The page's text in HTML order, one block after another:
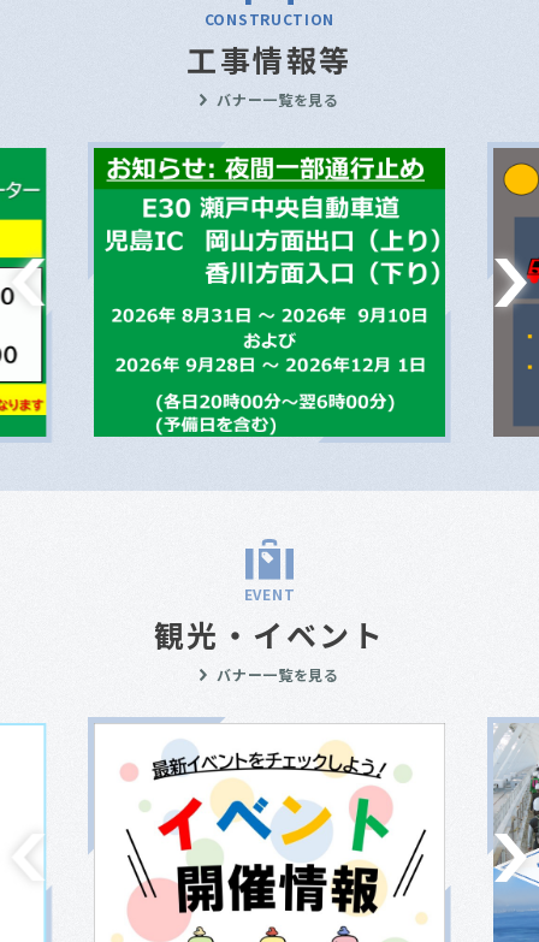
CONSTRUCTION
工事情報等
バナー一覧を見る
EVENT
観光・イベント
バナー一覧を見る